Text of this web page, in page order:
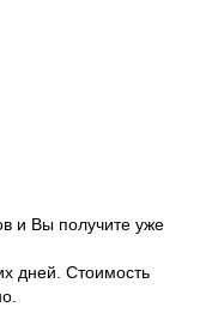
и Вы получите уже
дней. Стоимость